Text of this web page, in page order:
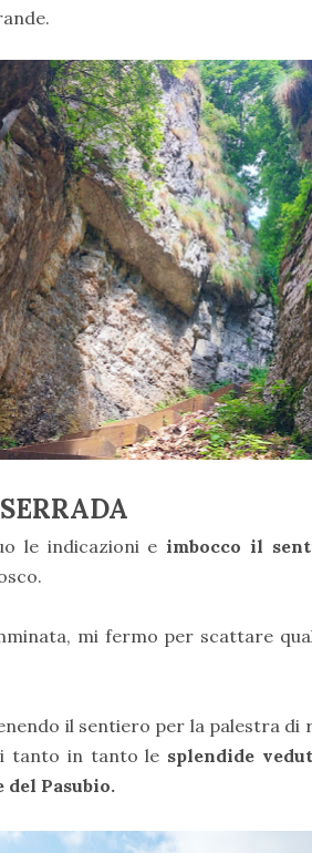
le indicazioni e imbocco il
mi fermo per scattare
il sentiero per la palestra di
tanto in tanto le splendide
del Pasubio.